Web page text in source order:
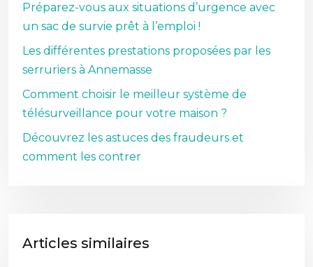
Préparez-vous aux situations d’urgence avec
un sac de survie prêt à l’emploi !
Les différentes prestations proposées par les
serruriers à Annemasse
Comment choisir le meilleur système de
télésurveillance pour votre maison ?
Découvrez les astuces des fraudeurs et
comment les contrer
Articles similaires